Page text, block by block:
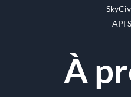
API
À